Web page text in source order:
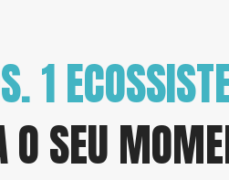
1
O SEU